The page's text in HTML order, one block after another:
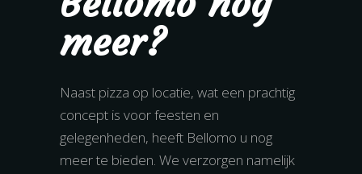
meer?
Naast pizza op locatie, wat een prachtig
concept is voor feesten en
gelegenheden, heeft Bellomo u nog
meer te bieden. We verzorgen namelijk